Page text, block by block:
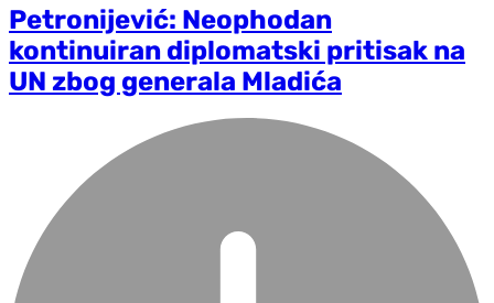
Petronijević: Neophodan
kontinuiran diplomatski pritisak na
UN zbog generala Mladića